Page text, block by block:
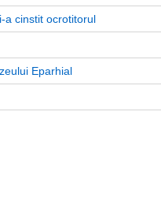
a cinstit ocrotitorul
Eparhial